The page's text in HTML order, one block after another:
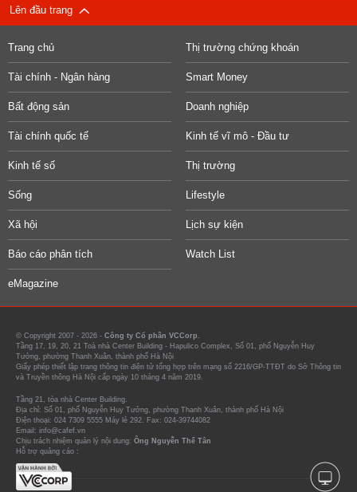
Lên đầu trang
Trang chủ Thị trường chứng khoán
Tài chính - Ngân hàng Smart Money
Bất động sản Doanh nghiệp
Tài chính quốc tế Kinh tế vĩ mô - Đầu tư
Kinh tế số Thị trường
Sống Lifestyle
Xã hội Lịch sự kiện
Báo cáo phân tích Watch List
eMagazine
© Copyright 2007 - 2026 - Công ty Cổ phần VCCorp.
Tầng 17, 19, 20, 21 Toà nhà Center Building - Hapulico Complex, Số 01, phố Nguyễn Huy
Tưởng, phường Thanh Xuân, thành phố Hà Nội
Giấy phép thiết lập trang thông tin điện tử tổng hợp trên mạng số 2216/GP-TTĐT do Sở Thông tin
và Truyền thông Hà Nội cấp ngày 10 tháng 4 năm 2019.
Tầng 21, tòa nhà Center Building.
Địa chỉ: Số 01, phố Nguyễn Huy Tưởng, phường Thanh Xuân, thành phố Hà Nội
Điện thoại: 024 7309 5555 Máy lẻ 292. Fax: 024-39744082
Email: info@cafef.vn
Chịu trách nhiệm quản lý nội dung: Ông Nguyễn Thế Tân
Hỗ trợ quảng cáo :